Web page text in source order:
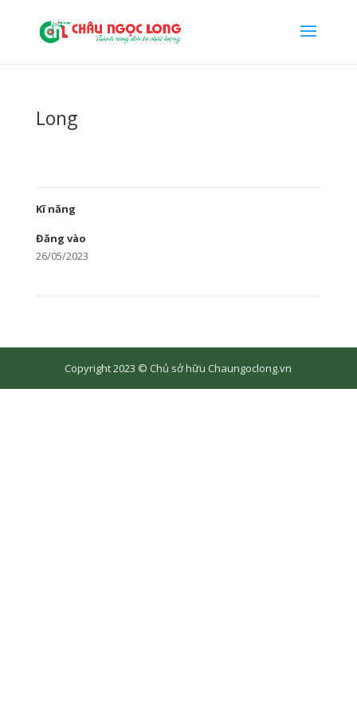
Long
Kĩ năng
Đăng vào
26/05/2023
Copyright 2023 © Chủ sở hữu Chaungoclong.vn